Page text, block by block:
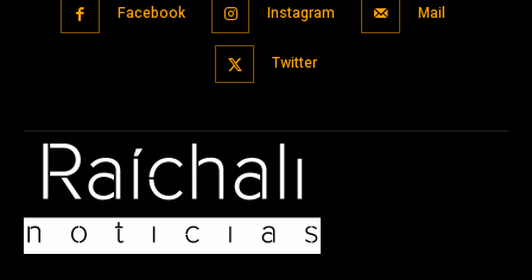
Facebook Instagram Mail
Twitter